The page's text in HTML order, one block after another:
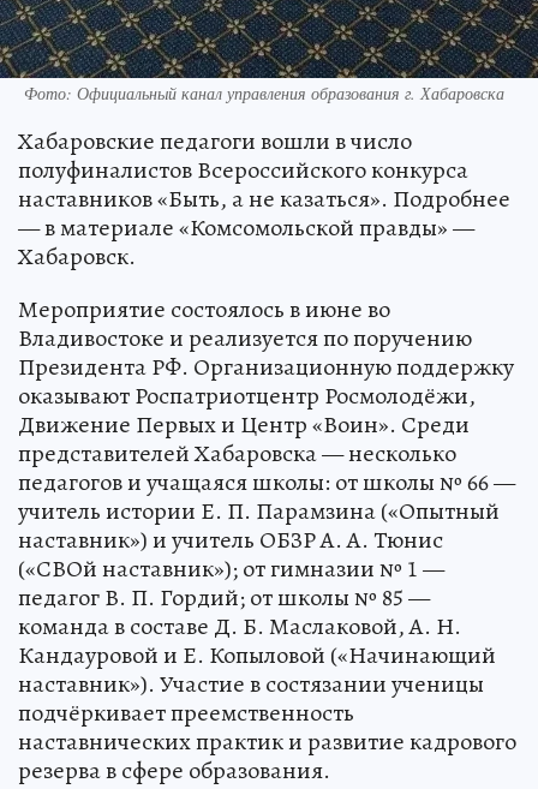
Фото: Официальный канал управления образования г. Хабаровска
Хабаровские педагоги вошли в число
полуфиналистов Всероссийского конкурса
наставников «Быть, а не казаться». Подробнее
— в материале «Комсомольской правды» —
Хабаровск.
Мероприятие состоялось в июне во
Владивостоке и реализуется по поручению
Президента РФ. Организационную поддержку
оказывают Роспатриотцентр Росмолодёжи,
Движение Первых и Центр «Воин». Среди
представителей Хабаровска — несколько
педагогов и учащаяся школы: от школы № 66 —
учитель истории Е. П. Парамзина («Опытный
наставник») и учитель ОБЗР А. А. Тюнис
(«СВОй наставник»); от гимназии № 1 —
педагог В. П. Гордий; от школы № 85 —
команда в составе Д. Б. Маслаковой, А. Н.
Кандауровой и Е. Копыловой («Начинающий
наставник»). Участие в состязании ученицы
подчёркивает преемственность
наставнических практик и развитие кадрового
резерва в сфере образования.